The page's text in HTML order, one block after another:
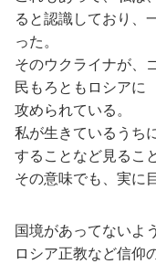
ると認識しており、
った。
そのウクライナが、
民もろともロシアに
攻められている。
私が生きているうち
することなど見るこ
その意味でも、実に
国境があってないよ
ロシア正教など信仰